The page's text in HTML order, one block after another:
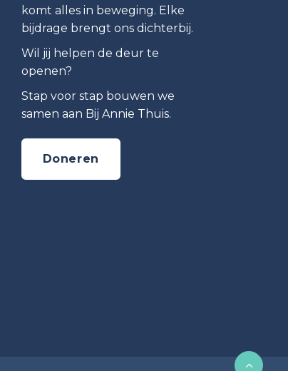
komt alles in beweging. Elke
bijdrage brengt ons dichterbij.
Wil jij helpen de deur te
openen?
Stap voor stap bouwen we
samen aan Bij Annie Thuis.
Doneren